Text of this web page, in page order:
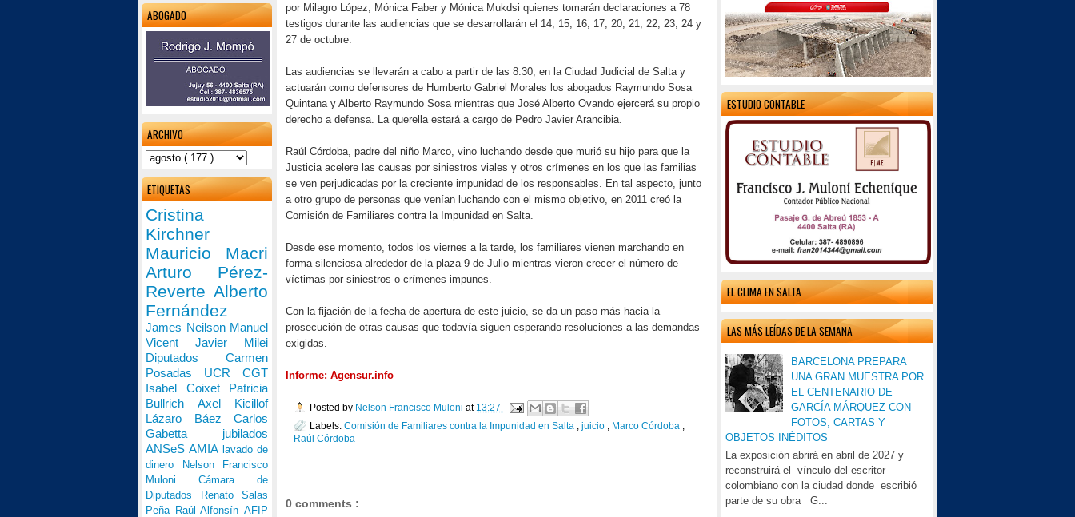
ESTUDIO CONTABLE
EL CLIMA EN SALTA
LAS MÁS LEÍDAS DE LA SEMANA
BARCELONA PREPARA
UNA GRAN MUESTRA POR
EL CENTENARIO DE
GARCÍA MÁRQUEZ CON
FOTOS, CARTAS Y
OBJETOS INÉDITOS
La exposición abrirá en abril de 2027 y
reconstruirá el vínculo del escritor
colombiano con la ciudad donde escribió
parte de su obra G...
por Milagro López, Mónica Faber y Mónica Mukdsi quienes tomarán declaraciones a 78
testigos durante las audiencias que se desarrollarán el 14, 15, 16, 17, 20, 21, 22, 23, 24 y
27 de octubre.
Las audiencias se llevarán a cabo a partir de las 8:30, en la Ciudad Judicial de Salta y
actuarán como defensores de Humberto Gabriel Morales los abogados Raymundo Sosa
Quintana y Alberto Raymundo Sosa mientras que José Alberto Ovando ejercerá su propio
derecho a defensa. La querella estará a cargo de Pedro Javier Arancibia.
Raúl Córdoba, padre del niño Marco, vino luchando desde que murió su hijo para que la
Justicia acelere las causas por siniestros viales y otros crímenes en los que las familias
se ven perjudicadas por la creciente impunidad de los responsables. En tal aspecto, junto
a otro grupo de personas que venían luchando con el mismo objetivo, en 2011 creó la
Comisión de Familiares contra la Impunidad en Salta.
Desde ese momento, todos los viernes a la tarde, los familiares vienen marchando en
forma silenciosa alrededor de la plaza 9 de Julio mientras vieron crecer el número de
víctimas por siniestros o crímenes impunes.
Con la fijación de la fecha de apertura de este juicio, se da un paso más hacia la
prosecución de otras causas que todavía siguen esperando resoluciones a las demandas
exigidas.
Informe: Agensur.info
Posted by Nelson Francisco Muloni at 13:27
Labels: Comisión de Familiares contra la Impunidad en Salta juicio Marco Córdoba
Raúl Córdoba
0 comments :
ABOGADO
ARCHIVO
ETIQUETAS
Cristina
Kirchner
Mauricio Macri
Arturo Pérez-
Reverte Alberto
Fernández
James Neilson Manuel
Vicent Javier Milei
Diputados Carmen
Posadas UCR CGT
Isabel Coixet Patricia
Bullrich Axel Kicillof
Lázaro Báez Carlos
Gabetta jubilados
ANSeSAMIA lavado de
dinero
Nelson Francisco
Muloni Cámara de
Diputados
Renato Salas
Peña Raúl AlfonsínAFIP